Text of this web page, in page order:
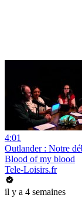
4:01
Outlander : Notre
Blood of my blood
Tele-Loisirs.fr
il y a 4 semaines